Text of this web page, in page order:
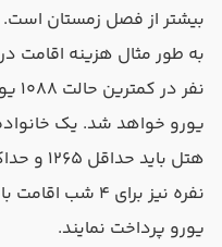
بیشتر از فصل زمستان است.
یورو پرداخت نمایند.